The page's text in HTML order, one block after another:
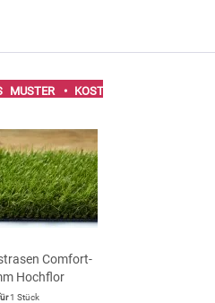
MUSTER • KOSTENLOSES MUSTER
Comfort-
Hochflor
1 Stück